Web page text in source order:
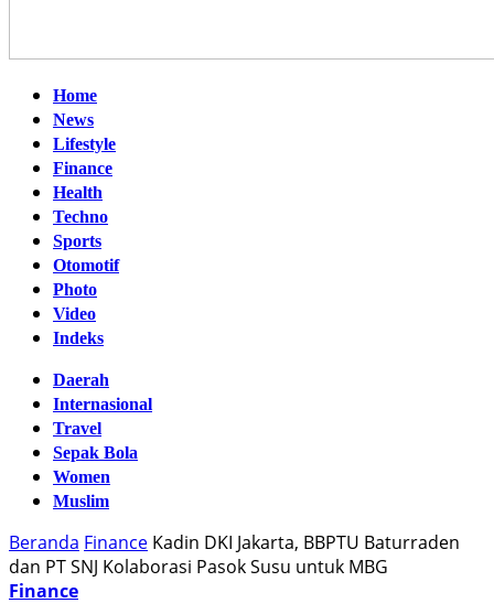
Home
News
Lifestyle
Finance
Health
Techno
Sports
Otomotif
Photo
Video
Indeks
Daerah
Internasional
Travel
Sepak Bola
Women
Muslim
Beranda Finance Kadin DKI Jakarta, BBPTU Baturraden
dan PT SNJ Kolaborasi Pasok Susu untuk MBG
Finance